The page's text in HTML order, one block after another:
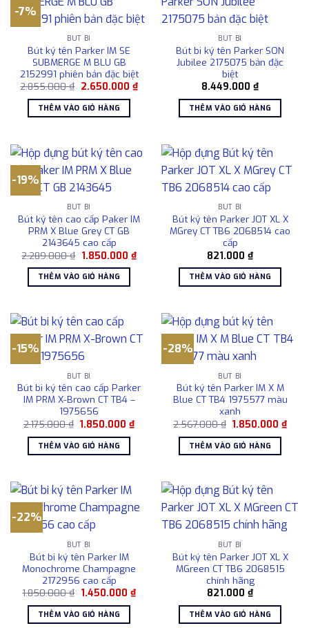
-7%
BÚT BI
Bút ký tên Parker IM SE
SUBMERGE M BLU GB
2152991 phiên bản đặc biệt
2.855.000₫ Giá
là:
2.855.000 ₫.
2.650.000 ₫Giá
hiện
2.650.000 ₫.
THÊM VÀO GIỎ HÀNG
BÚT BI
Bút bi ký tên Parker SON
Jubilee 2175075 bản đặc
biệt
8.449.000 ₫
THÊM VÀO GIỎ HÀNG
-19%
BÚT BI
Bút ký tên cao cấp Paker IM
PRM X Blue Grey CT GB
2143645 cao cấp
2.289.000₫ Giá
là:
2.289.000 ₫.
1.850.000 ₫Giá
hiện
1.850.000 ₫.
THÊM VÀO GIỎ HÀNG
BÚT BI
Bút ký tên Parker JOT XL X
MGrey CT TB6 2068514 cao
cấp
821.000 ₫
THÊM VÀO GIỎ HÀNG
-15%
BÚT BI
Bút bi ký tên cao cấp Parker
IM PRM X-Brown CT TB4 –
1975656
2.175.000₫ Giá
là:
2.175.000 ₫.
1.850.000₫Giá
hiện
1.850.000 ₫.
THÊM VÀO GIỎ HÀNG
-28%
BÚT BI
Bút ký tên Parker IM X M
Blue CT TB4 1975577 màu
xanh
2.567.000₫ Giá
là:
2.567.000 ₫.
1.850.000₫Giá
hiện
THÊM VÀO GIỎ HÀNG
-22%
BÚT BI
Bút bi ký tên Parker IM
Monochrome Champagne
2172956 cao cấp
1.850.000₫ Giá
là:
1.850.000 ₫.
1.450.000 ₫Giá
hiện
THÊM VÀO GIỎ HÀNG
BÚT BI
Bút ký tên Parker JOT XL X
MGreen CT TB6 2068515
chính hãng
821.000 ₫
THÊM VÀO GIỎ HÀNG